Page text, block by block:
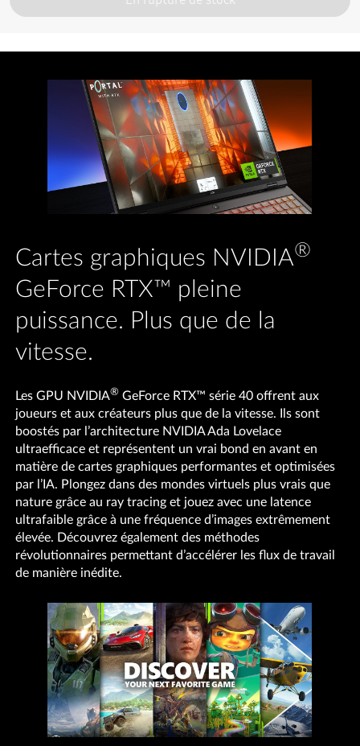
Cartes graphiques NVIDIA®
GeForce RTX™ pleine
puissance. Plus que de la
vitesse.
Les GPU NVIDIA® GeForce RTX™ série 40 offrent aux
joueurs et aux créateurs plus que de la vitesse. Ils sont
boostés par l’architecture NVIDIA Ada Lovelace
ultraefficace et représentent un vrai bond en avant en
matière de cartes graphiques performantes et optimisées
par l’IA. Plongez dans des mondes virtuels plus vrais que
nature grâce au ray tracing et jouez avec une latence
ultrafaible grâce à une fréquence d’images extrêmement
élevée. Découvrez également des méthodes
révolutionnaires permettant d’accélérer les flux de travail
de manière inédite.